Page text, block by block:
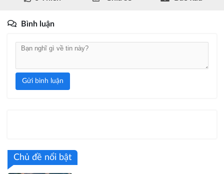
Bình luận
Gửi bình luận
Chủ đề nổi bật